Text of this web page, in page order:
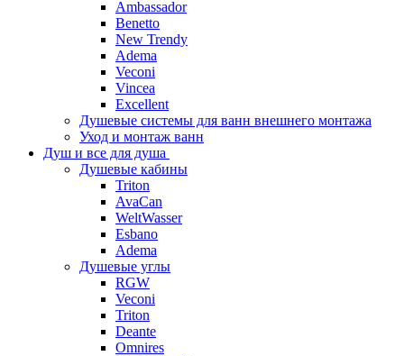
Ambassador
Benetto
New Trendy
Adema
Veconi
Vincea
Excellent
Душевые системы для ванн внешнего монтажа
Уход и монтаж ванн
Душ и все для душа
Душевые кабины
Triton
AvaCan
WeltWasser
Esbano
Adema
Душевые углы
RGW
Veconi
Triton
Deante
Omnires